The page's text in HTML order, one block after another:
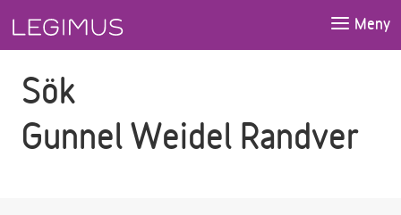
Meny
Sök
Gunnel Weidel Randver